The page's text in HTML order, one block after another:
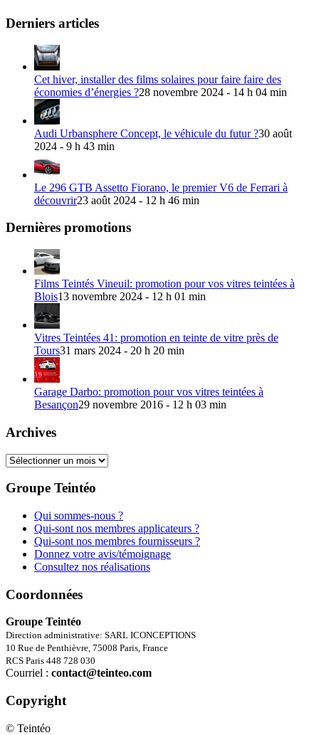
Derniers articles
Cet hiver, installer des films solaires pour faire faire des
économies d’énergies ?28 novembre 2024 - 14 h 04 min
Audi Urbansphere Concept, le véhicule du futur ?30 août
2024 - 9 h 43 min
Le 296 GTB Assetto Fiorano, le premier V6 de Ferrari à
découvrir23 août 2024 - 12 h 46 min
Dernières promotions
Films Teintés Vineuil: promotion pour vos vitres teintées à
Blois13 novembre 2024 - 12 h 01 min
Vitres Teintées 41: promotion en teinte de vitre près de
Tours31 mars 2024 - 20 h 20 min
Garage Darbo: promotion pour vos vitres teintées à
Besançon29 novembre 2016 - 12 h 03 min
Archives
Archives
Groupe Teintéo
Qui sommes-nous ?
Qui-sont nos membres applicateurs ?
Qui-sont nos membres fournisseurs ?
Donnez votre avis/témoignage
Consultez nos réalisations
Coordonnées
Groupe Teintéo
Direction administrative: SARL ICONCEPTIONS
10 Rue de Penthièvre, 75008 Paris, France
RCS Paris 448 728 030
Courriel : contact@teinteo.com
Copyright
© Teintéo